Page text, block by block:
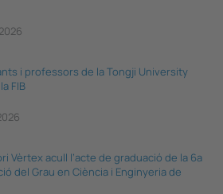
i professors de la Tongji University
FIB
Vèrtex acull l’acte de graduació de la 6a
del Grau en Ciència i Enginyeria de